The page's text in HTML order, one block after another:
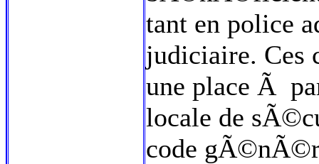
tant en police
judiciaire. Ces
une place Ã
locale de
code